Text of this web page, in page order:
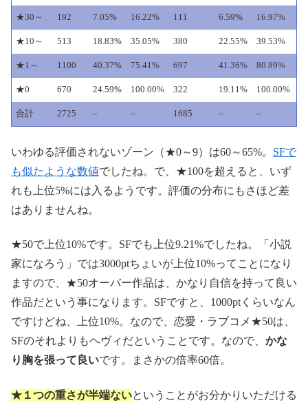
★30～ 192 7.05% 16.22% 111 6.59% 16.97%
★10～ 513 18.83% 35.05% 380 22.55% 39.53%
★1～ 1100 40.37% 75.41% 697 41.36% 80.89%
★0 670 24.59% 100.00% 322 19.11% 100.00%
合計 2725 – – 1685 – –
いわゆる評価されないゾーン（★0～9）は60～65%。 SFで
も似たような数値でしたね。で、★100を超えると、いず
れも上位5%には入るようです。評価の分布にもさほど差
はありませんね。
★50で上位10%です。SFでも上位9.21%でしたね。「小説
家になろう」では3000ptちょいが上位10%ってことになり
ますので、★50オーバー作品は、かなり自信を持って良い
作品だという事になります。SFですと、1000ptくらいなん
ですけどね、上位10%。なので、恋愛・ラブコメ★50は、
SFのそれよりもヘヴィだということです。なので、 かな
り胸を張って良いです。まさかの倍率60倍。
★１つの重さが半端ないということがお分かりいただける